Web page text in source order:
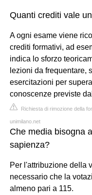
Quanti crediti vale
A ogni esame viene
crediti formativi, ad
indica lo sforzo
lezioni da frequentare,
esercitazioni per
conoscenze previste
Richiesta di rimozione della
unimilano.net
Che media bisogna
sapienza?
Per l'attribuzione della
necessario che la
almeno pari a 115.